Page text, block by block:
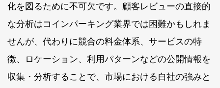
化を図るために不可欠です。顧客レビューの直接的
な分析はコインパーキング業界では困難かもしれま
せんが、代わりに競合の料金体系、サービスの特
徴、ロケーション、利用パターンなどの公開情報を
収集・分析することで、市場における自社の強みと